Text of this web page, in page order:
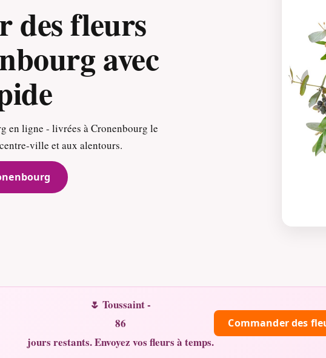
des fleurs
avec
en ligne - livrées à Cronenbourg le
ville et aux alentours.
🌷 Toussaint -
86
jours restants. Envoyez vos fleurs à temps.
Commander des